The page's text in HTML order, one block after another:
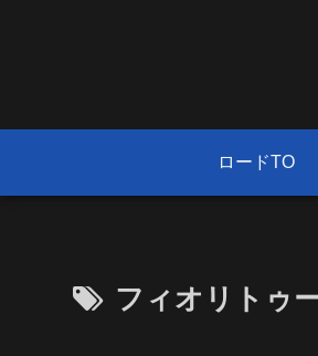
ロードTO
フィオリトゥ